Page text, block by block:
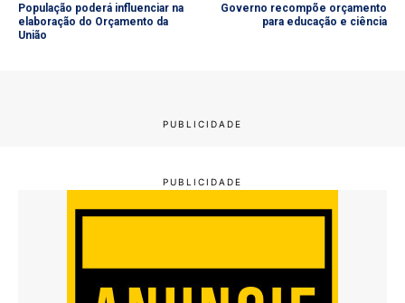
População poderá influenciar na
elaboração do Orçamento da
União
Governo recompõe orçamento
para educação e ciência